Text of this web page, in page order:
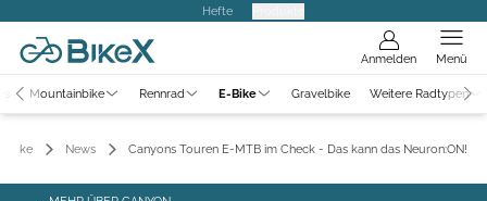
Hefte
Anmelden Menü
Mountainbike Rennrad E-Bike Gravelbike Weitere Radtypen
Bike News Canyons Touren E-MTB im Check - Das kann das Neuron:ON!